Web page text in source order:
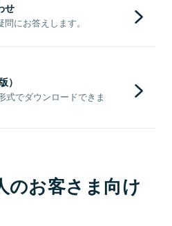
せ
にお答えします。
）
式でダウンロードできま
のお客さま向け